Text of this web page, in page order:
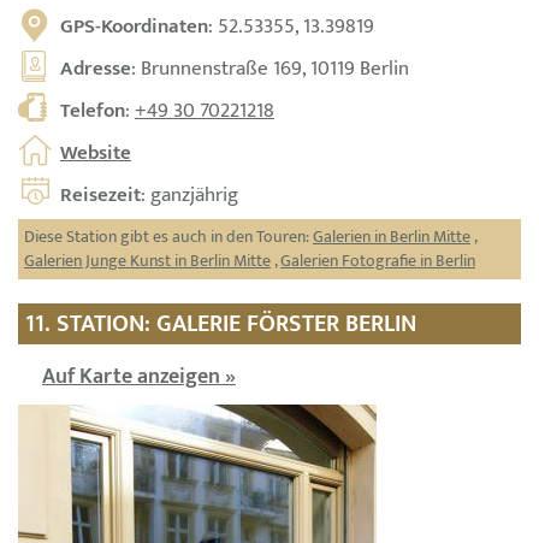
GPS-Koordinaten: 52.53355, 13.39819
Adresse: Brunnenstraße 169, 10119 Berlin
Telefon:+49 30 70221218
Website
Reisezeit: ganzjährig
Diese Station gibt es auch in den Touren:Galerien in Berlin Mitte,
Galerien Junge Kunst in Berlin Mitte,Galerien Fotografie in Berlin
11. STATION: GALERIE FÖRSTER BERLIN
Auf Karte anzeigen »